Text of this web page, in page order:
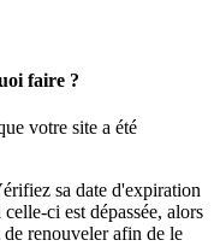
faire ?
votre site a été
sa date d'expiration
ci est dépassée, alors
renouveler afin de le